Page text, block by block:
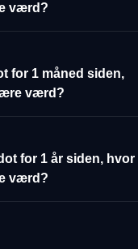
værd?
for 1 måned siden,
værd?
for 1 år siden, hvor
værd?